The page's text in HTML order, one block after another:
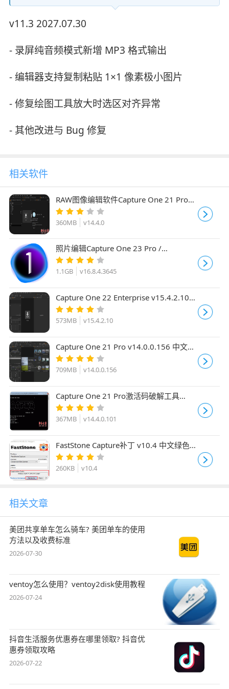
v11.3 2027.07.30
- 录屏纯音频模式新增 MP3 格式输出
- 编辑器支持复制粘贴 1×1 像素极小图片
- 修复绘图工具放大时选区对齐异常
- 其他改进与 Bug 修复
相关软件
RAW图像编辑软件Capture One 21 Pro
v14.4.0 中文特别版(附破解文件+安装教
程)
360MB v14.4.0
照片编辑Capture One 23 Pro /
Enterprise v16.8.4.3645 中文许可版(附
安装教程)
1.1GB v16.8.4.3645
Capture One 22 Enterprise v15.4.2.10
中文企业激活版(附补丁+教程)
573MB v15.4.2.10
Capture One 21 Pro v14.0.0.156 中文绿
色免激活版
709MB v14.0.0.156
Capture One 21 Pro激活码破解工具
v14.4.0.101 最新免费版
367MB v14.4.0.101
FastStone Capture补丁 v10.4 中文绿色版
附图文教程
260KB v10.4
相关文章
美团共享单车怎么骑车? 美团单车的使用
方法以及收费标准
2026-07-30
ventoy怎么使用？ventoy2disk使用教程
2026-07-24
抖音生活服务优惠券在哪里领取? 抖音优
惠券领取攻略
2026-07-22